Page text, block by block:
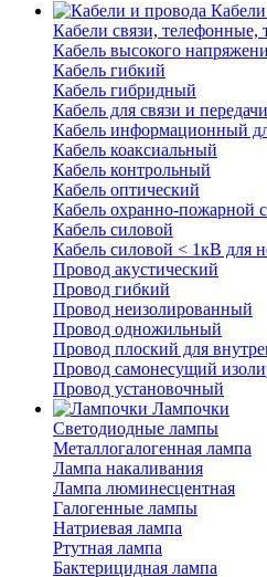
Кабели связи,
Кабель высокого
Кабель гибкий
Кабель гибридный
Кабель для связи и
Кабель информационный
Кабель коаксиальный
Кабель контрольный
Кабель оптический
Кабель охранно-пожарной
Кабель силовой
Кабель силовой < 1кВ для
Провод акустический
Провод гибкий
Провод неизолированный
Провод одножильный
Провод плоский для
Провод самонесущий
Провод установочный
Лампочки
Светодиодные лампы
Металлогалогенная лампа
Лампа накаливания
Лампа люминесцентная
Галогенные лампы
Натриевая лампа
Ртутная лампа
Бактерицидная лампа